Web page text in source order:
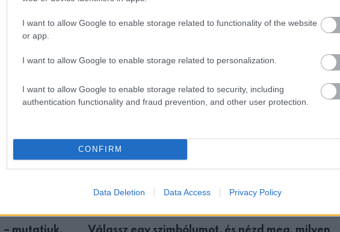
I want to allow Google to enable storage related to functionality of the website
or app.
I want to allow Google to enable storage related to personalization.
I want to allow Google to enable storage related to security, including
authentication functionality and fraud prevention, and other user protection.
CONFIRM
Data Deletion Data Access Privacy Policy